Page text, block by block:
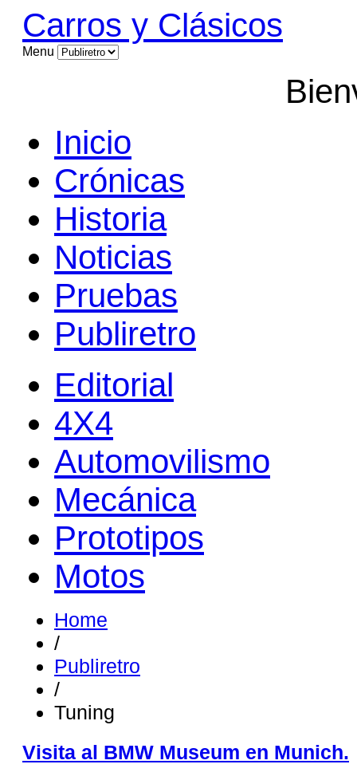
Carros y Clásicos
Menu
Inicio
Crónicas
Historia
Noticias
Pruebas
Publiretro
Editorial
4X4
Automovilismo
Mecánica
Prototipos
Motos
Home
/
Publiretro
/
Tuning
Visita al BMW Museum en Munich.